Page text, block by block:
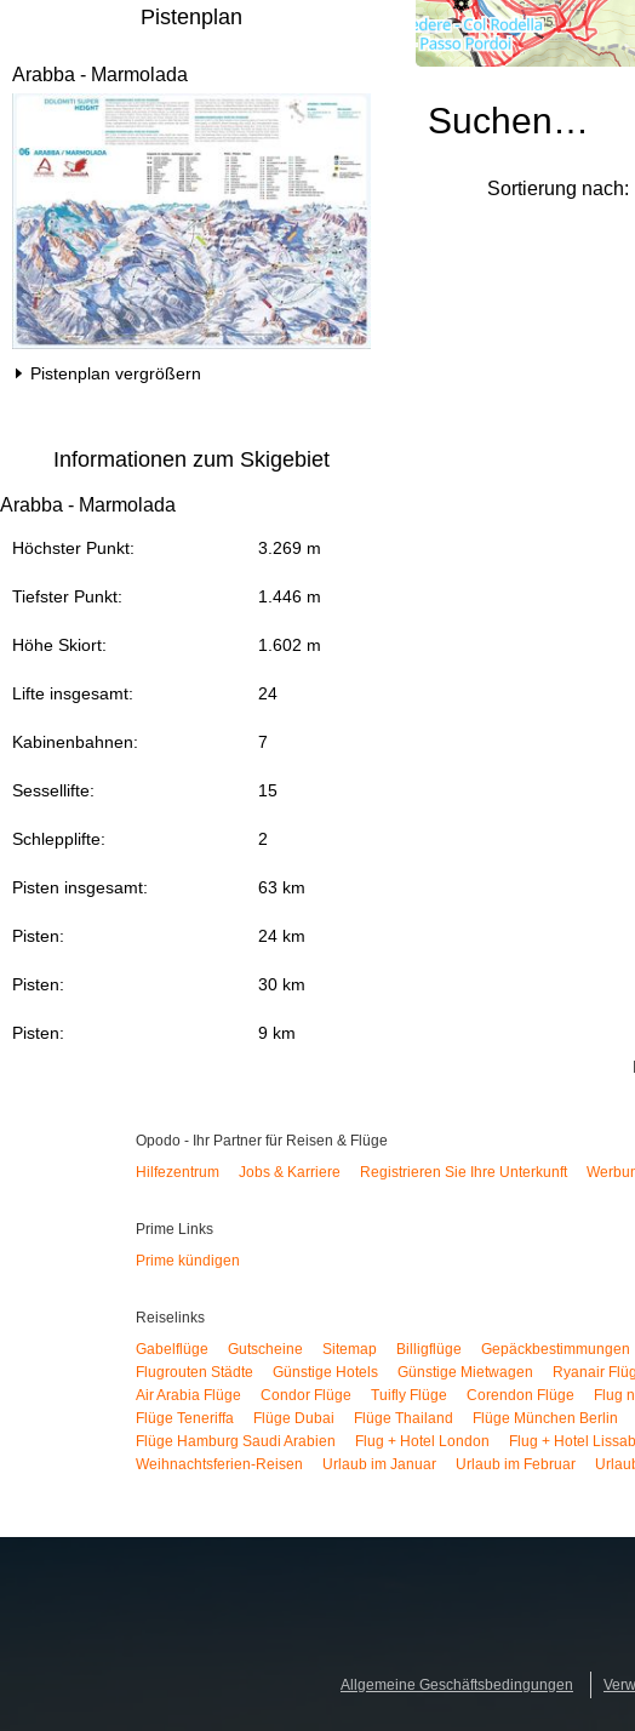
Pistenplan
Arabba - Marmolada
Pistenplan vergrößern
Informationen zum Skigebiet
Arabba - Marmolada
Höchster Punkt: 3.269 m
Tiefster Punkt: 1.446 m
Höhe Skiort: 1.602 m
Lifte insgesamt: 24
Kabinenbahnen: 7
Sessellifte: 15
Schlepplifte: 2
Pisten insgesamt: 63 km
Pisten: 24 km
Pisten: 30 km
Pisten: 9 km
Suchen…
Sortierung nach: